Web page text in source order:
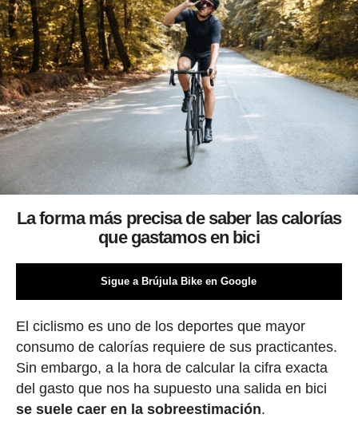
La forma más precisa de saber las calorías
que gastamos en bici
Sigue a Brújula Bike en Google
El ciclismo es uno de los deportes que mayor
consumo de calorías requiere de sus practicantes.
Sin embargo, a la hora de calcular la cifra exacta
del gasto que nos ha supuesto una salida en bici
se suele caer en la sobreestimación.